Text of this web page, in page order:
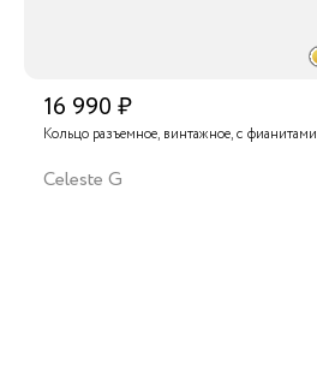
16 990 ₽
Кольцо разъемное, винтажное, с фианитами
Celeste G